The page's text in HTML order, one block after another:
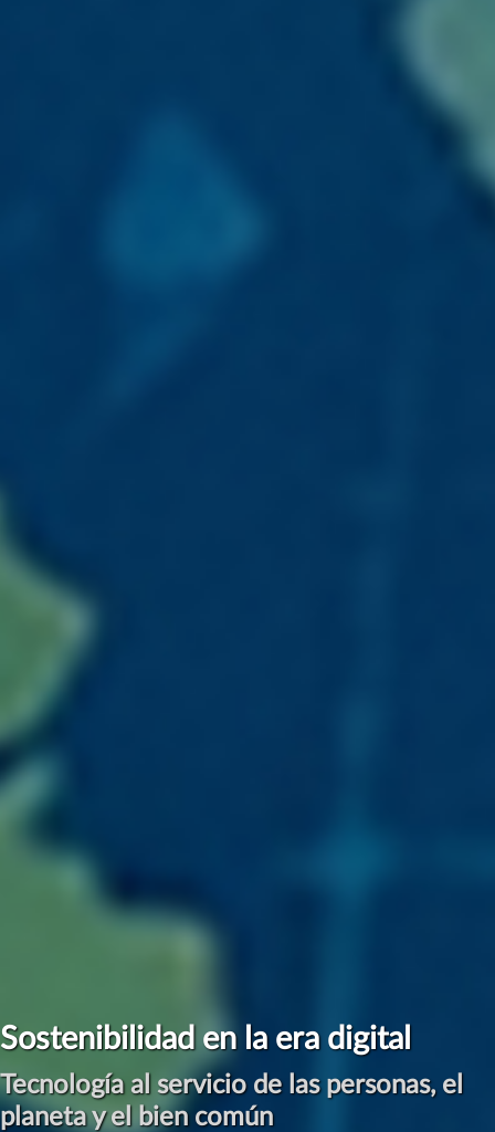
Sostenibilidad en la era digital
Tecnología al servicio de las personas, el
planeta y el bien común